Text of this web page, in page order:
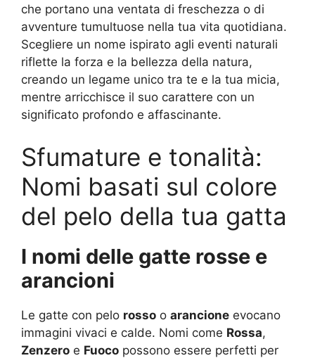
che portano una ventata di freschezza o di
avventure tumultuose nella tua vita quotidiana.
Scegliere un nome ispirato agli eventi naturali
riflette la forza e la bellezza della natura,
creando un legame unico tra te e la tua micia,
mentre arricchisce il suo carattere con un
significato profondo e affascinante.
Sfumature e tonalità:
Nomi basati sul colore
del pelo della tua gatta
I nomi delle gatte rosse e
arancioni
Le gatte con pelo rosso o arancione evocano
immagini vivaci e calde. Nomi come Rossa,
Zenzero e Fuoco possono essere perfetti per